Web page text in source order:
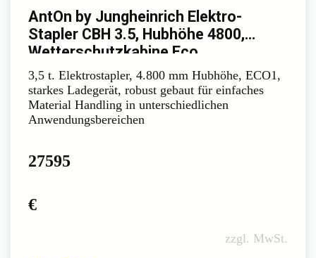
AntOn by Jungheinrich Elektro-
Stapler CBH 3.5, Hubhöhe 4800,
Wetterschutzkabine Eco
3,5 t. Elektrostapler, 4.800 mm Hubhöhe, ECO1,
starkes Ladegerät, robust gebaut für einfaches
Material Handling in unterschiedlichen
Anwendungsbereichen
27595
€
zzgl. MwSt.